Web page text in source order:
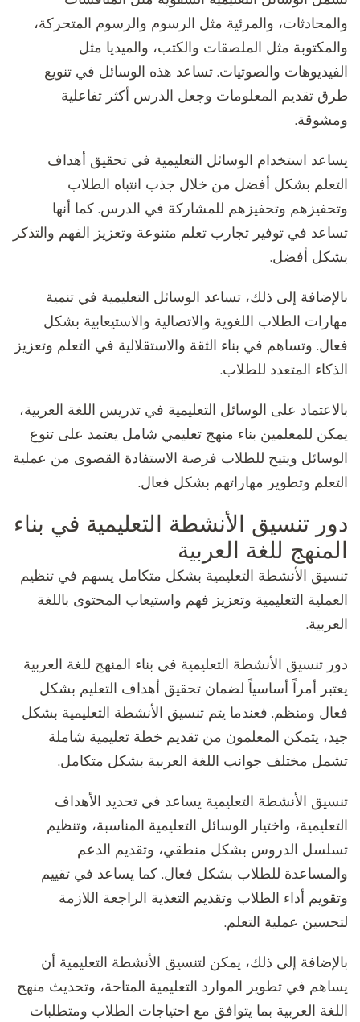
والمحادثات، والمرئية مثل الرسوم والرسوم المتحركة،
والمكتوبة مثل الملصقات والكتب، والميديا مثل
الفيديوهات والصوتيات. تساعد هذه الوسائل في تنويع
طرق تقديم المعلومات وجعل الدرس أكثر تفاعلية
ومشوقة.
يساعد استخدام الوسائل التعليمية في تحقيق أهداف
التعلم بشكل أفضل من خلال جذب انتباه الطلاب
وتحفيزهم وتحفيزهم للمشاركة في الدرس. كما أنها
تساعد في توفير تجارب تعلم متنوعة وتعزيز الفهم والتذكر
بشكل أفضل.
بالإضافة إلى ذلك، تساعد الوسائل التعليمية في تنمية
مهارات الطلاب اللغوية والاتصالية والاستيعابية بشكل
فعال. وتساهم في بناء الثقة والاستقلالية في التعلم وتعزيز
الذكاء المتعدد للطلاب.
بالاعتماد على الوسائل التعليمية في تدريس اللغة العربية،
يمكن للمعلمين بناء منهج تعليمي شامل يعتمد على تنوع
الوسائل ويتيح للطلاب فرصة الاستفادة القصوى من عملية
التعلم وتطوير مهاراتهم بشكل فعال.
دور تنسيق الأنشطة التعليمية في بناء
المنهج للغة العربية
تنسيق الأنشطة التعليمية بشكل متكامل يسهم في تنظيم
العملية التعليمية وتعزيز فهم واستيعاب المحتوى باللغة
العربية.
دور تنسيق الأنشطة التعليمية في بناء المنهج للغة العربية
يعتبر أمراً أساسياً لضمان تحقيق أهداف التعليم بشكل
فعال ومنظم. فعندما يتم تنسيق الأنشطة التعليمية بشكل
جيد، يتمكن المعلمون من تقديم خطة تعليمية شاملة
تشمل مختلف جوانب اللغة العربية بشكل متكامل.
تنسيق الأنشطة التعليمية يساعد في تحديد الأهداف
التعليمية، واختيار الوسائل التعليمية المناسبة، وتنظيم
تسلسل الدروس بشكل منطقي، وتقديم الدعم
والمساعدة للطلاب بشكل فعال. كما يساعد في تقييم
وتقويم أداء الطلاب وتقديم التغذية الراجعة اللازمة
لتحسين عملية التعلم.
بالإضافة إلى ذلك، يمكن لتنسيق الأنشطة التعليمية أن
يساهم في تطوير الموارد التعليمية المتاحة، وتحديث منهج
اللغة العربية بما يتوافق مع احتياجات الطلاب ومتطلبات